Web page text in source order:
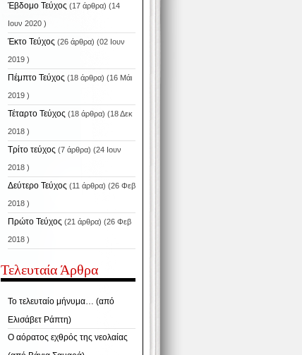
Έβδομο Τεύχος (17 άρθρα) (14
Ιουν 2020 )
Έκτο Τεύχος (26 άρθρα) (02 Ιουν
2019 )
Πέμπτο Τεύχος (18 άρθρα) (16 Μάι
2019 )
Τέταρτο Τεύχος (18 άρθρα) (18 Δεκ
2018 )
Τρίτο τεύχος (7 άρθρα) (24 Ιουν
2018 )
Δεύτερο Τεύχος (11 άρθρα) (26 Φεβ
2018 )
Πρώτο Τεύχος (21 άρθρα) (26 Φεβ
2018 )
Τελευταία Άρθρα
Το τελευταίο μήνυμα… (από
Ελισάβετ Ράπτη)
Ο αόρατος εχθρός της νεολαίας